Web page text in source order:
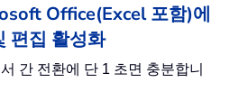
Office(Excel 포함)에
편집 활성화
간 전환에 단 1 초면 충분합니